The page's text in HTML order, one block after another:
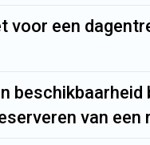
voor een
van een